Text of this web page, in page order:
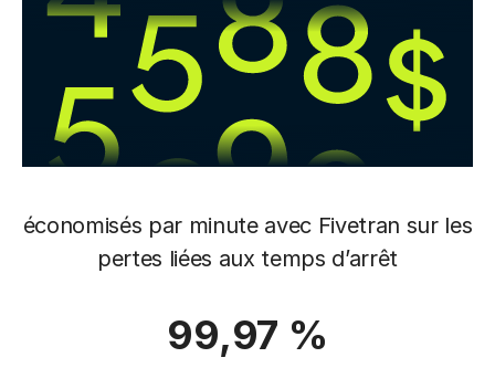
économisés par minute avec Fivetran sur les
pertes liées aux temps d’arrêt
99,97 %